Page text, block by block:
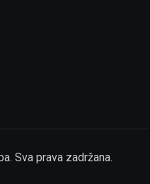
. Sva prava zadržana.